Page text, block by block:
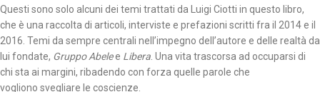
Questi sono solo alcuni dei temi trattati da Luigi Ciotti in questo libro,
che è una raccolta di articoli, interviste e prefazioni scritti fra il 2014 e il
2016. Temi da sempre centrali nell’impegno dell’autore e delle realtà da
lui fondate, Gruppo Abelee Libera . Una vita trascorsa ad occuparsi di
chi sta ai margini, ribadendo con forza quelle parole che
vogliono svegliare le coscienze.